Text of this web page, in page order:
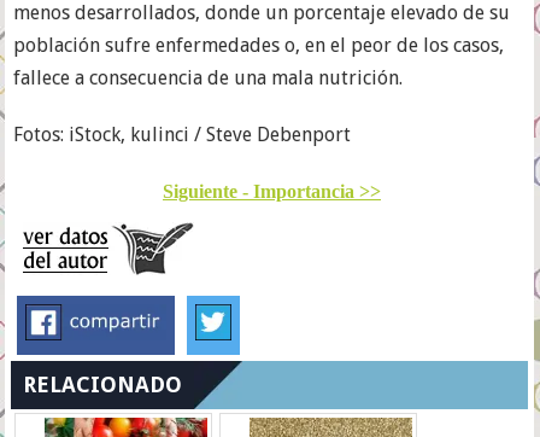
menos desarrollados, donde un porcentaje elevado de su
población sufre enfermedades o, en el peor de los casos,
fallece a consecuencia de una mala nutrición.
Fotos: iStock, kulinci / Steve Debenport
Siguiente - Importancia >>
RELACIONADO